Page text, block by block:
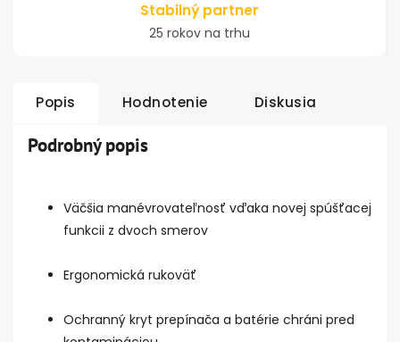
Stabilný partner
25 rokov na trhu
Popis Hodnotenie Diskusia
Podrobný popis
Väčšia manévrovateľnosť vďaka novej spúšťacej
funkcii z dvoch smerov
Ergonomická rukoväť
Ochranný kryt prepínača a batérie chráni pred